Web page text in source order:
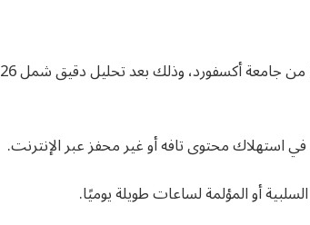
“تعفن الدماغ” (Brain Rot) لقب كلمة العام 2024 من جامعة أكسفورد، وذلك بعد تحليل دقيق شمل 26
استهلاك محتوى تافه أو غير محفز عبر الإنترنت.
أو المؤلمة لساعات طويلة يوميًا.